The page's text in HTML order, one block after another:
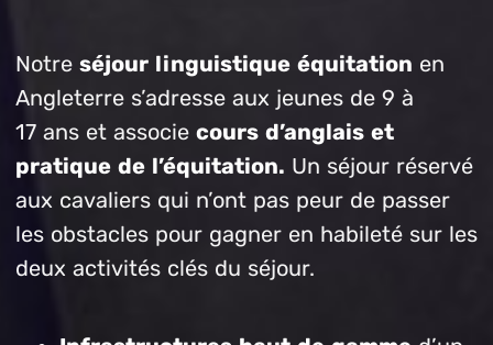
Notre séjour linguistique équitation en
Angleterre s’adresse aux jeunes de 9 à
17 ans et associe cours d’anglais et
pratique de l’équitation. Un séjour réservé
aux cavaliers qui n’ont pas peur de passer
les obstacles pour gagner en habileté sur les
deux activités clés du séjour.